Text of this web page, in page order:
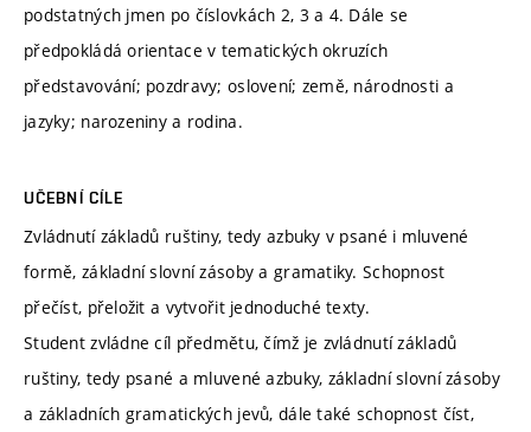
podstatných jmen po číslovkách 2, 3 a 4. Dále se
předpokládá orientace v tematických okruzích
představování; pozdravy; oslovení; země, národnosti a
jazyky; narozeniny a rodina.
UČEBNÍ CÍLE
Zvládnutí základů ruštiny, tedy azbuky v psané i mluvené
formě, základní slovní zásoby a gramatiky. Schopnost
přečíst, přeložit a vytvořit jednoduché texty.
Student zvládne cíl předmětu, čímž je zvládnutí základů
ruštiny, tedy psané a mluvené azbuky, základní slovní zásoby
a základních gramatických jevů, dále také schopnost číst,